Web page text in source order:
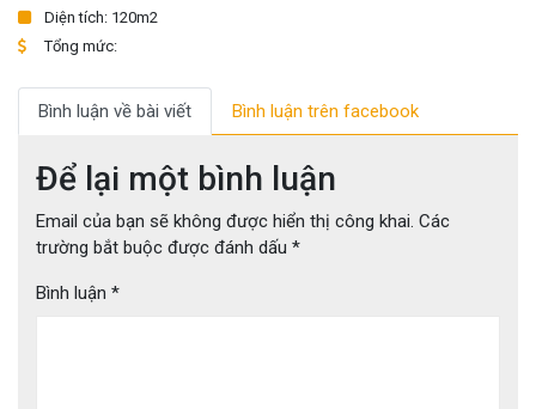
Diện tích: 120m2
Tổng mức:
Bình luận về bài viết Bình luận trên facebook
Để lại một bình luận
Email của bạn sẽ không được hiển thị công khai. Các
trường bắt buộc được đánh dấu *
Bình luận *